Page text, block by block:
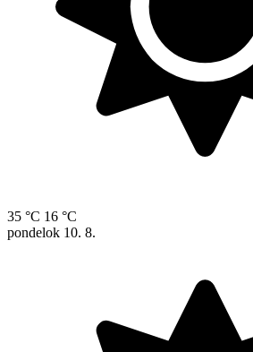
35 °C 16 °C
pondelok 10. 8.